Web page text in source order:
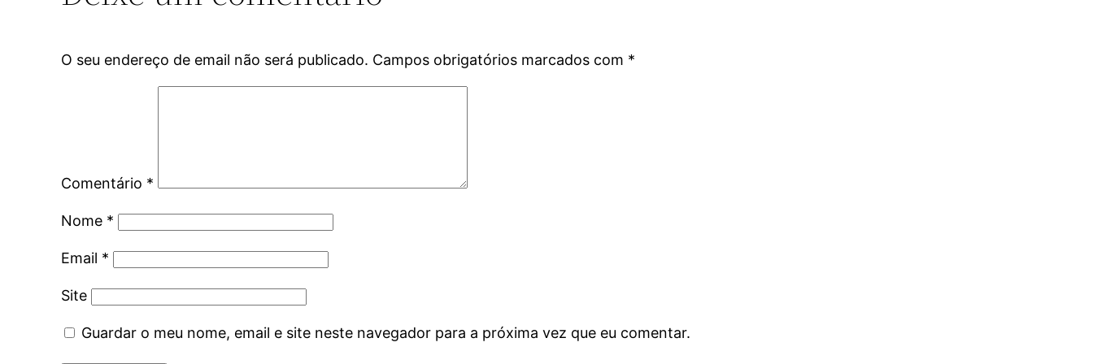
O seu endereço de email não será publicado. Campos obrigatórios marcados com *
Comentário *
Nome *
Email *
Site
Guardar o meu nome, email e site neste navegador para a próxima vez que eu comentar.